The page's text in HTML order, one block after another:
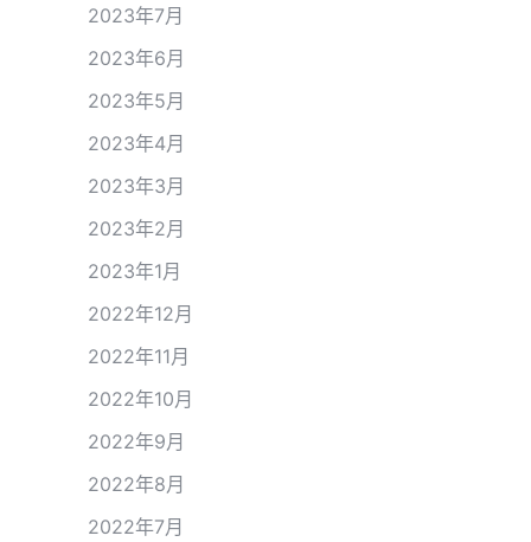
2023年7月
2023年6月
2023年5月
2023年4月
2023年3月
2023年2月
2023年1月
2022年12月
2022年11月
2022年10月
2022年9月
2022年8月
2022年7月